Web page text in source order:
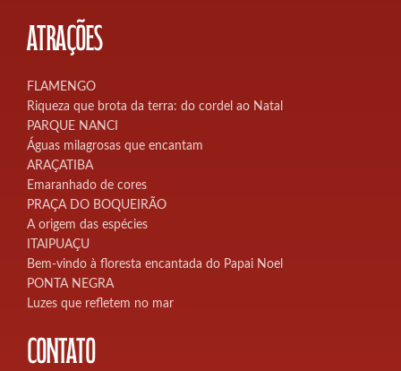
ATRAÇÕES
FLAMENGO
Riqueza que brota da terra: do cordel ao Natal
PARQUE NANCI
Águas milagrosas que encantam
ARAÇATIBA
Emaranhado de cores
PRAÇA DO BOQUEIRÃO
A origem das espécies
ITAIPUAÇU
Bem-vindo à floresta encantada do Papai Noel
PONTA NEGRA
Luzes que refletem no mar
CONTATO